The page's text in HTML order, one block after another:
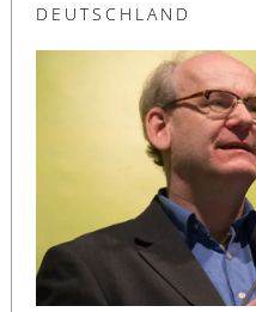
DEUTSCHLAND